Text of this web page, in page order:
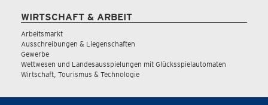
WIRTSCHAFT & ARBEIT
Arbeitsmarkt
Ausschreibungen & Liegenschaften
Gewerbe
Wettwesen und Landesausspielungen mit Glücksspielautomaten
Wirtschaft, Tourismus & Technologie